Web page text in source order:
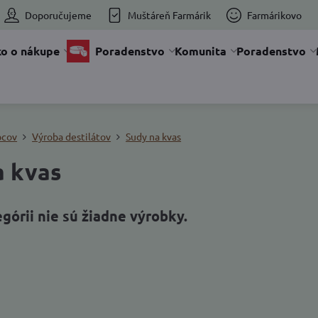
Doporučujeme Muštáreň Farmárik Farmárikovo
o nákupe Poradenstvo Komunita Poradenstvo
Výroba destilátov Sudy na kvas
kvas